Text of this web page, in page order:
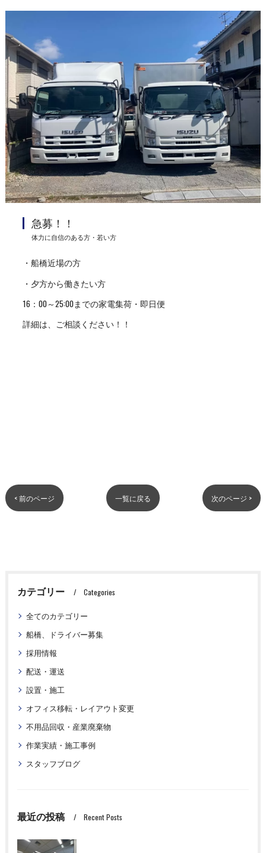
急募！！
体力に自信のある方・若い方
・船橋近場の方
・夕方から働きたい方
16：00～25:00までの家電集荷・即日便
詳細は、ご相談ください！！
< 前のページ 一覧に戻る 次のページ >
カテゴリー Categories
全てのカテゴリー
船橋、ドライバー募集
採用情報
配送・運送
設置・施工
オフィス移転・レイアウト変更
不用品回収・産業廃棄物
作業実績・施工事例
スタッフブログ
最近の投稿 Recent Posts